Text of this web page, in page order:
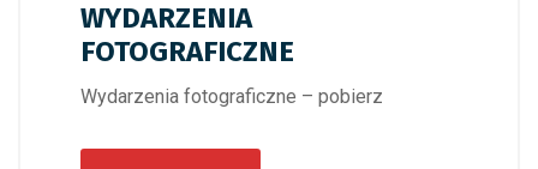
WYDARZENIA
FOTOGRAFICZNE
Wydarzenia fotograficzne – pobierz